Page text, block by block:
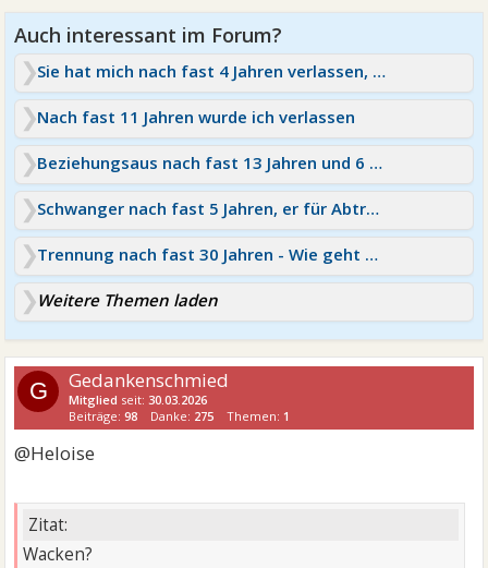
Sie hat mich nach fast 4 Jahren verlassen, ohne Grund
Nach fast 11 Jahren wurde ich verlassen
Beziehungsaus nach fast 13 Jahren und 6 Jahren Ehe :(
Schwanger nach fast 5 Jahren, er für Abtreibung
Trennung nach fast 30 Jahren - Wie geht es weiter?
Weitere Themen laden
G Gedankenschmied
Mitglied seit:30.03.2026
Beiträge:98 Danke: 275 Themen: 1
@Heloise
Zitat:
Wacken?